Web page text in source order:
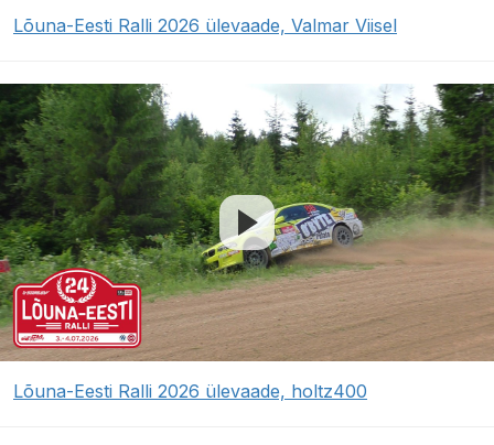
Lõuna-Eesti Ralli 2026 ülevaade, Valmar Viisel
Lõuna-Eesti Ralli 2026 ülevaade, holtz400